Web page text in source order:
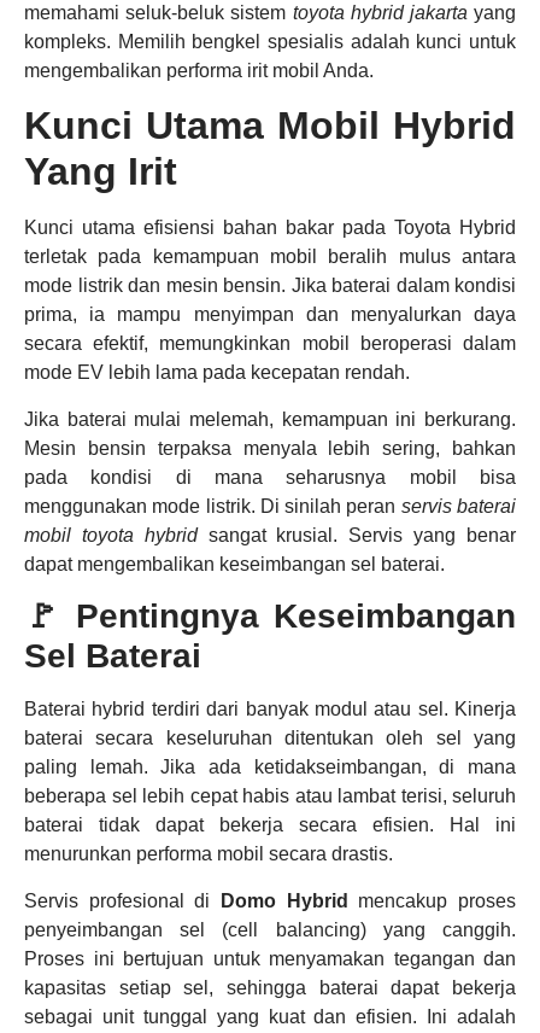
memahami seluk-beluk sistem toyota hybrid jakarta yang
kompleks. Memilih bengkel spesialis adalah kunci untuk
mengembalikan performa irit mobil Anda.
Kunci Utama Mobil Hybrid
Yang Irit
Kunci utama efisiensi bahan bakar pada Toyota Hybrid
terletak pada kemampuan mobil beralih mulus antara
mode listrik dan mesin bensin. Jika baterai dalam kondisi
prima, ia mampu menyimpan dan menyalurkan daya
secara efektif, memungkinkan mobil beroperasi dalam
mode EV lebih lama pada kecepatan rendah.
Jika baterai mulai melemah, kemampuan ini berkurang.
Mesin bensin terpaksa menyala lebih sering, bahkan
pada kondisi di mana seharusnya mobil bisa
menggunakan mode listrik. Di sinilah peran servis baterai
mobil toyota hybridsangat krusial. Servis yang benar
dapat mengembalikan keseimbangan sel baterai.
🚩 Pentingnya Keseimbangan
Sel Baterai
Baterai hybrid terdiri dari banyak modul atau sel. Kinerja
baterai secara keseluruhan ditentukan oleh sel yang
paling lemah. Jika ada ketidakseimbangan, di mana
beberapa sel lebih cepat habis atau lambat terisi, seluruh
baterai tidak dapat bekerja secara efisien. Hal ini
menurunkan performa mobil secara drastis.
Servis profesional di Domo Hybrid
mencakup proses
penyeimbangan sel (cell balancing) yang canggih.
Proses ini bertujuan untuk menyamakan tegangan dan
kapasitas setiap sel, sehingga baterai dapat bekerja
sebagai unit tunggal yang kuat dan efisien. Ini adalah